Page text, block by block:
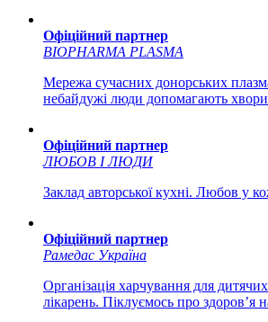
Офіційний партнер
BIOPHARMA PLASMA
Мережа сучасних донорських
небайдужі люди допомагають
Офіційний партнер
ЛЮБОВ І ЛЮДИ
Заклад авторської кухні. Любов у
Офіційний партнер
Рамедас Україна
Організація харчування для
лікарень. Піклуємось про здоров’я